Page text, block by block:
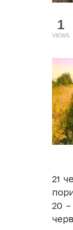
1
VIEWS
21
20 –